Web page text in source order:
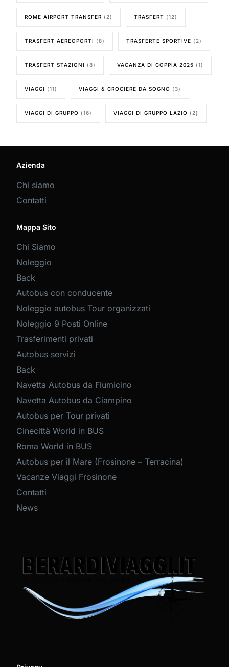
ROME AIRPORT TRANSFER (2) TRASFERT (12)
TRASFERT AEREOPORTI (8) TRASFERTE SPORTIVE (2)
TRASFERT STAZIONI (8) VACANZA DI COPPIA 2025 (1)
VIAGGI (11) VIAGGI & CROCIERE DA SOGNO (3)
VIAGGI DI GRUPPO (16) VIAGGI DI GRUPPO LAZIO (2)
Azienda
Chi siamo
Contatti
Mappa Sito
Chi Siamo
Noleggio
Back
Autobus con conducente
Noleggio autobus Tour organizzati
Noleggio 9 Posti Online
Trasferimenti privati
Autobus servizi
Back
Navetta Autobus da Fiumicino
Navetta Autobus da Ciampino
Autobus per Tour privati
Cinecittà World in BUS
Roma World in BUS
Autobus per il Mare (Frosinone – Terracina)
Vacanze Viaggi Frosinone
Contatti
News